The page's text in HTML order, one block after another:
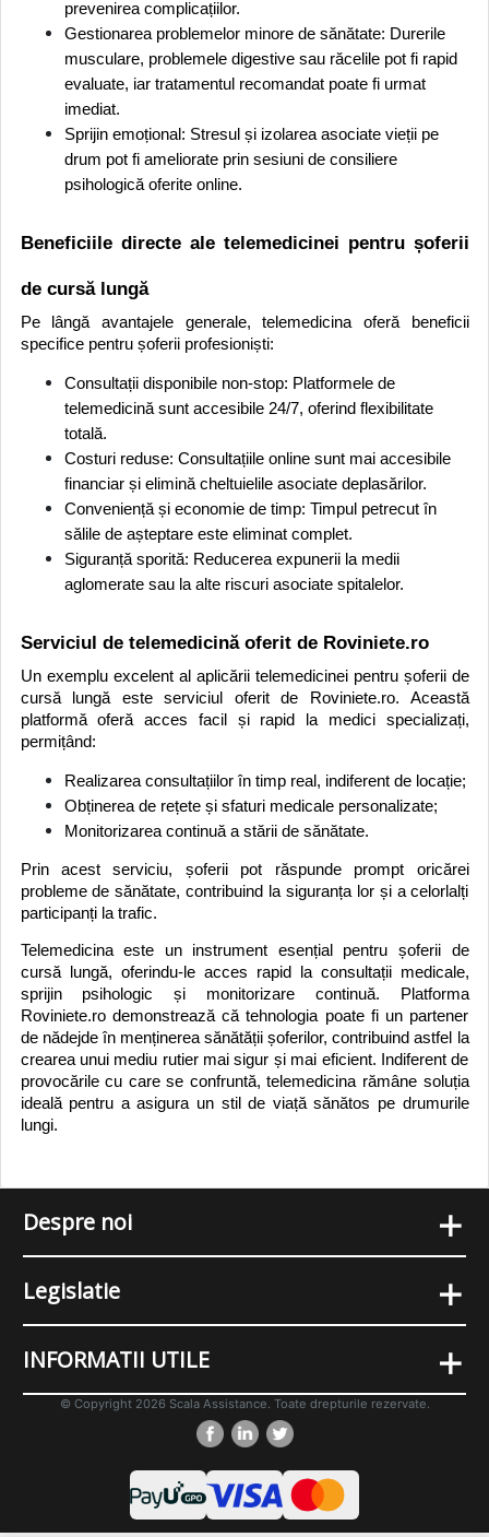
prevenirea complicațiilor.
Gestionarea problemelor minore de sănătate: Durerile
musculare, problemele digestive sau răcelile pot fi rapid
evaluate, iar tratamentul recomandat poate fi urmat
imediat.
Sprijin emoțional: Stresul și izolarea asociate vieții pe
drum pot fi ameliorate prin sesiuni de consiliere
psihologică oferite online.
Beneficiile directe ale telemedicinei pentru șoferii
de cursă lungă
Pe lângă avantajele generale, telemedicina oferă beneficii
specifice pentru șoferii profesioniști:
Consultații disponibile non-stop: Platformele de
telemedicină sunt accesibile 24/7, oferind flexibilitate
totală.
Costuri reduse: Consultațiile online sunt mai accesibile
financiar și elimină cheltuielile asociate deplasărilor.
Conveniență și economie de timp: Timpul petrecut în
sălile de așteptare este eliminat complet.
Siguranță sporită: Reducerea expunerii la medii
aglomerate sau la alte riscuri asociate spitalelor.
Serviciul de telemedicină oferit de Roviniete.ro
Un exemplu excelent al aplicării telemedicinei pentru șoferii de
cursă lungă este serviciul oferit de Roviniete.ro. Această
platformă oferă acces facil și rapid la medici specializați,
permițând:
Realizarea consultațiilor în timp real, indiferent de locație;
Obținerea de rețete și sfaturi medicale personalizate;
Monitorizarea continuă a stării de sănătate.
Prin acest serviciu, șoferii pot răspunde prompt oricărei
probleme de sănătate, contribuind la siguranța lor și a celorlalți
participanți la trafic.
Telemedicina este un instrument esențial pentru șoferii de
cursă lungă, oferindu-le acces rapid la consultații medicale,
sprijin psihologic și monitorizare continuă. Platforma
Roviniete.ro demonstrează că tehnologia poate fi un partener
de nădejde în menținerea sănătății șoferilor, contribuind astfel la
crearea unui mediu rutier mai sigur și mai eficient. Indiferent de
provocările cu care se confruntă, telemedicina rămâne soluția
ideală pentru a asigura un stil de viață sănătos pe drumurile
lungi.
Despre noi +
Legislatie +
INFORMATII UTILE +
© Copyright 2026 Scala Assistance. Toate drepturile rezervate.